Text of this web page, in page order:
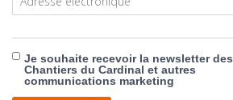
Je souhaite recevoir la newsletter des
Chantiers du Cardinal et autres
communications marketing